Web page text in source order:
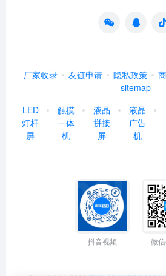
厂家收录 友链申请 隐私政策
sitemap
LED
灯杆
屏
触摸
一体
机
液晶
拼接
屏
液晶
广告
机
抖音视频 微